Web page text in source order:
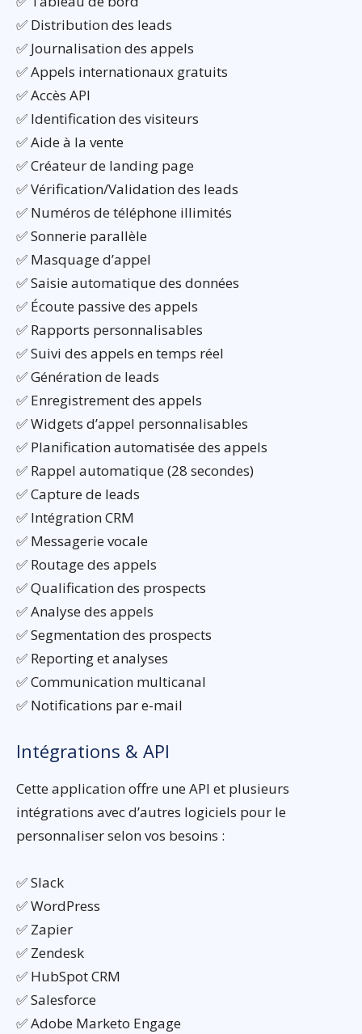
✅ Distribution des leads
✅ Journalisation des appels
✅ Appels internationaux gratuits
✅ Accès API
✅ Identification des visiteurs
✅ Aide à la vente
✅ Créateur de landing page
✅ Vérification/Validation des leads
✅ Numéros de téléphone illimités
✅ Sonnerie parallèle
✅ Masquage d’appel
✅ Saisie automatique des données
✅ Écoute passive des appels
✅ Rapports personnalisables
✅ Suivi des appels en temps réel
✅ Génération de leads
✅ Enregistrement des appels
✅ Widgets d’appel personnalisables
✅ Planification automatisée des appels
✅ Rappel automatique (28 secondes)
✅ Capture de leads
✅ Intégration CRM
✅ Messagerie vocale
✅ Routage des appels
✅ Qualification des prospects
✅ Analyse des appels
✅ Segmentation des prospects
✅ Reporting et analyses
✅ Communication multicanal
✅ Notifications par e-mail
Intégrations & API
Cette application offre une API et plusieurs
intégrations avec d’autres logiciels pour le
personnaliser selon vos besoins :
✅ Slack
✅ WordPress
✅ Zapier
✅ Zendesk
✅ HubSpot CRM
✅ Salesforce
✅ Adobe Marketo Engage